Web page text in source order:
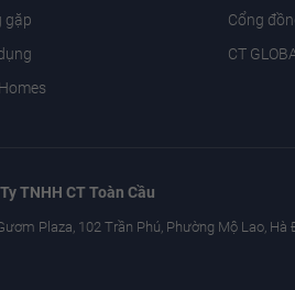
gặp
Cổng
CT
TNHH CT Toàn Cầu
Plaza, 102 Trần Phú, Phường Mộ Lao, Hà